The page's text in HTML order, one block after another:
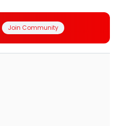
Join Community